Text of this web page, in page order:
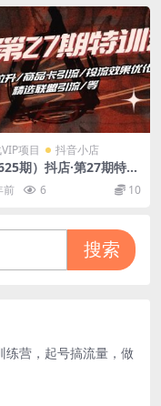
项目 抖音小店
期）抖店·第27期特训
分拉升/商品卡引流/投
优化/精选联盟引流/等
前 6 10
搜索
练营，起号搞流量，做